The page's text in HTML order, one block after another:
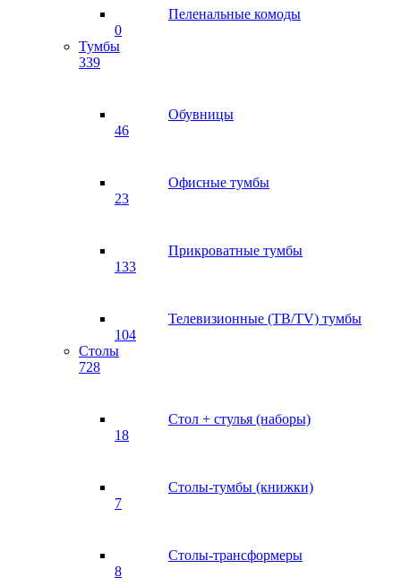
Пеленальные комоды
0
Тумбы
339
Обувницы
46
Офисные тумбы
23
Прикроватные тумбы
133
Телевизионные (ТВ/TV) тумбы
104
Столы
728
Стол + стулья (наборы)
18
Столы-тумбы (книжки)
7
Столы-трансформеры
8